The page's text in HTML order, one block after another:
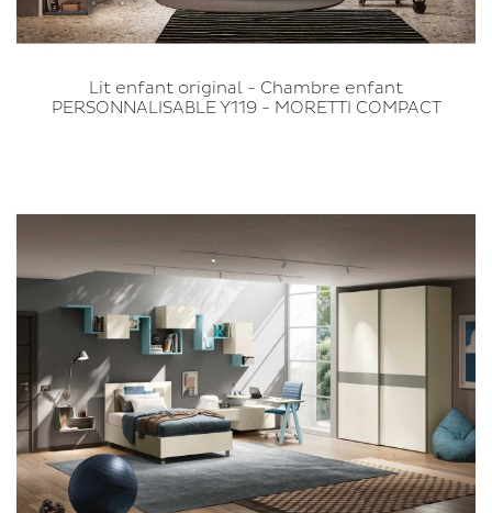
Lit enfant original - Chambre enfant
PERSONNALISABLE Y119 - MORETTI COMPACT